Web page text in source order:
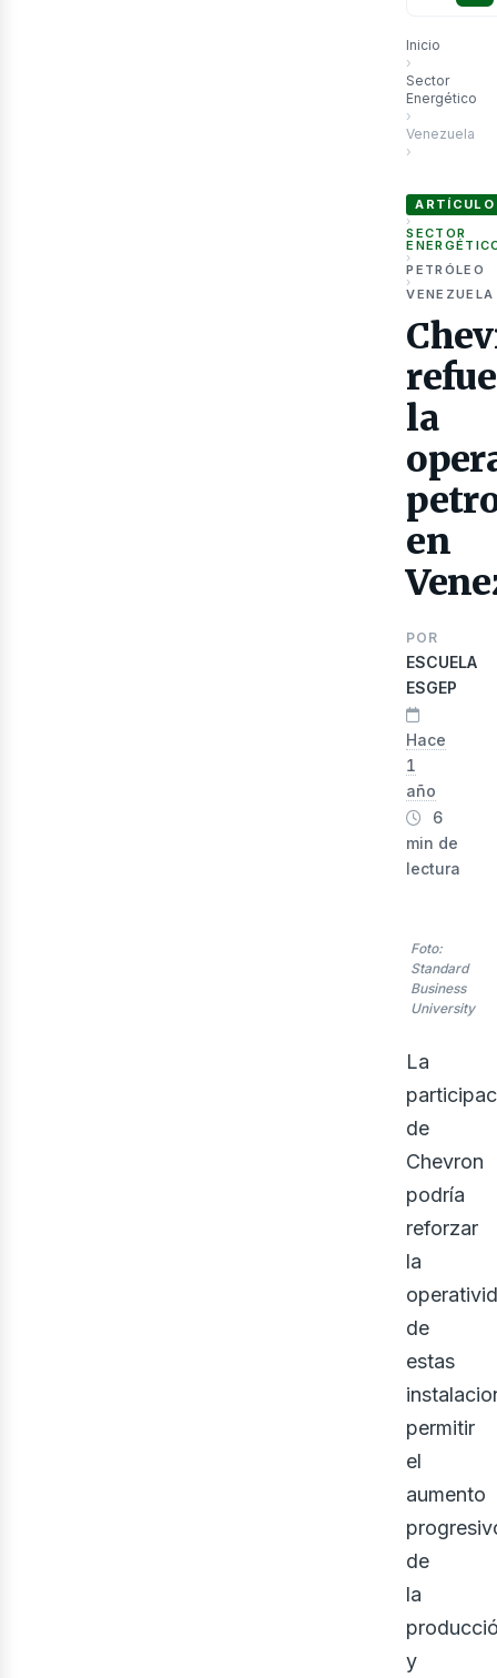
Inicio
›
Sector
Energético
›
Venezuela
›
ARTÍCULO
›
SECTOR
›
PETRÓLEO
›
VENEZUELA
la
en
POR
ESCUELA
ESGEP
Hace
1
año
6
min de
lectura
Foto:
Standard
Business
University
La
de
Chevron
podría
reforzar
la
de
estas
permitir
el
aumento
de
la
y